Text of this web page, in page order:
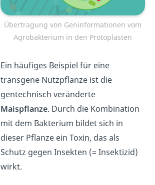
Übertragung von Geninformationen vom
Agrobakterium in den Protoplasten
Ein häufiges Beispiel für eine
transgene Nutzpflanze ist die
gentechnisch veränderte
Maispflanze. Durch die Kombination
mit dem Bakterium bildet sich in
dieser Pflanze ein Toxin, das als
Schutz gegen Insekten (= Insektizid)
wirkt.